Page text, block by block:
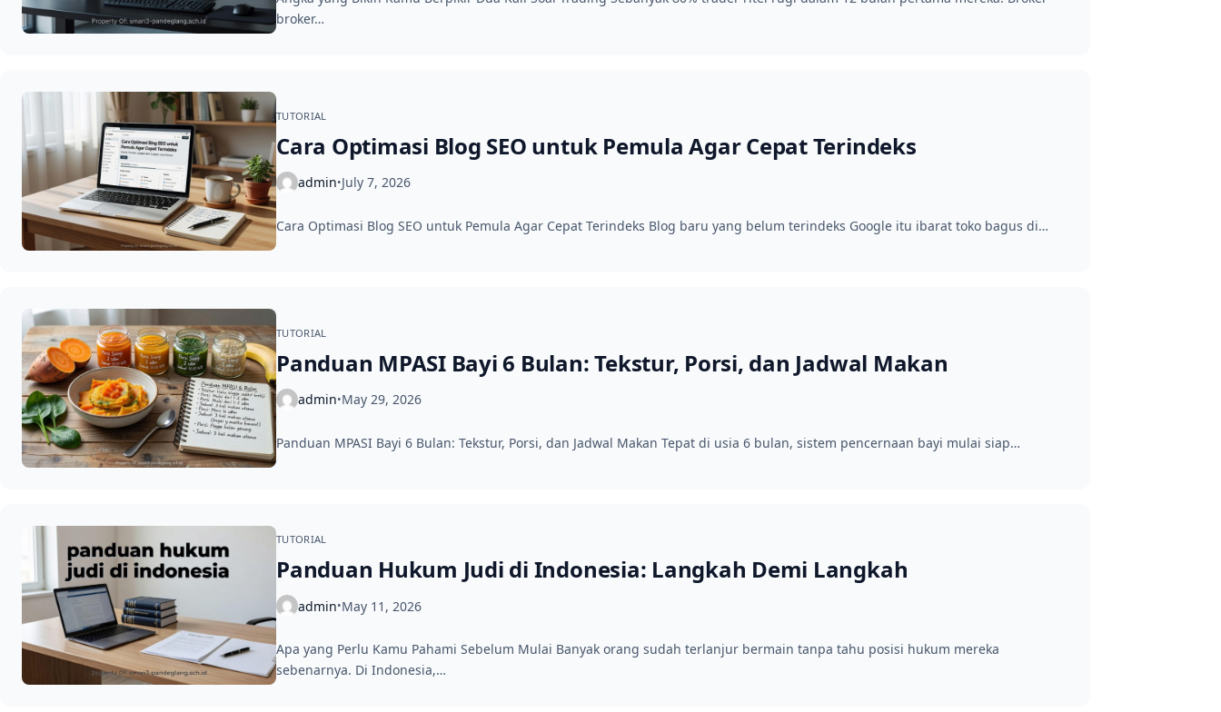
broker…
TUTORIAL
Cara Optimasi Blog SEO untuk Pemula Agar Cepat Terindeks
admin•July 7, 2026
Cara Optimasi Blog SEO untuk Pemula Agar Cepat Terindeks Blog baru yang belum terindeks Google itu ibarat toko bagus di…
TUTORIAL
Panduan MPASI Bayi 6 Bulan: Tekstur, Porsi, dan Jadwal Makan
admin•May 29, 2026
Panduan MPASI Bayi 6 Bulan: Tekstur, Porsi, dan Jadwal Makan Tepat di usia 6 bulan, sistem pencernaan bayi mulai siap…
TUTORIAL
Panduan Hukum Judi di Indonesia: Langkah Demi Langkah
admin•May 11, 2026
Apa yang Perlu Kamu Pahami Sebelum Mulai Banyak orang sudah terlanjur bermain tanpa tahu posisi hukum mereka
sebenarnya. Di Indonesia,…